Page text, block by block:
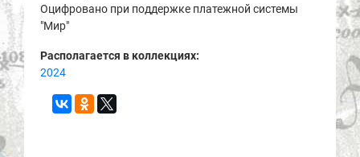
Оцифровано при поддержке платежной системы
"Мир"
Располагается в коллекциях:
2024